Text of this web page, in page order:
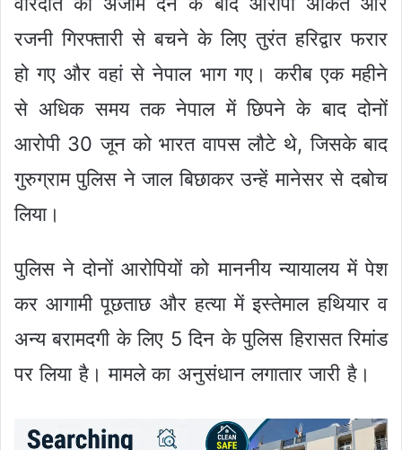
रजनी गिरफ्तारी से बचने के लिए तुरंत हरिद्वार फरार
हो गए और वहां से नेपाल भाग गए। करीब एक महीने
से अधिक समय तक नेपाल में छिपने के बाद दोनों
आरोपी 30 जून को भारत वापस लौटे थे, जिसके बाद
गुरुग्राम पुलिस ने जाल बिछाकर उन्हें मानेसर से दबोच
लिया।
पुलिस ने दोनों आरोपियों को माननीय न्यायालय में पेश
कर आगामी पूछताछ और हत्या में इस्तेमाल हथियार व
अन्य बरामदगी के लिए 5 दिन के पुलिस हिरासत रिमांड
पर लिया है। मामले का अनुसंधान लगातार जारी है।